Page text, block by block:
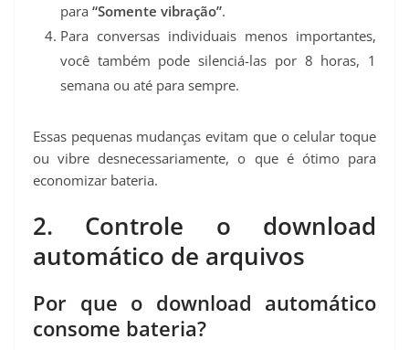
para “Somente vibração”.
Para conversas individuais menos importantes,
você também pode silenciá-las por 8 horas, 1
semana ou até para sempre.
Essas pequenas mudanças evitam que o celular toque
ou vibre desnecessariamente, o que é ótimo para
economizar bateria.
2. Controle o download
automático de arquivos
Por que o download automático
consome bateria?